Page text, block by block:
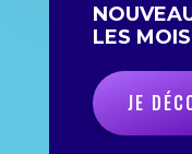
LES MOIS
JE